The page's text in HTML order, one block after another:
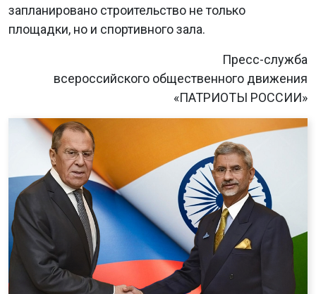
запланировано строительство не только
площадки, но и спортивного зала.
Пресс-служба
всероссийского общественного движения
«ПАТРИОТЫ РОССИИ»